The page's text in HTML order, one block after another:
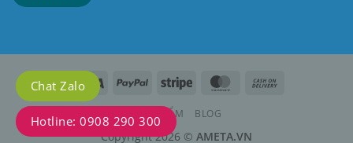
SẢN PHẨM BLOG
Copyright 2026 © AMETA.VN
Chat Zalo
Hotline: 0908 290 300